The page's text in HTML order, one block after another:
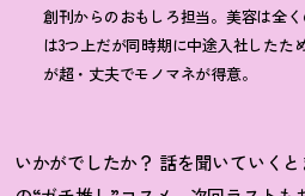
創刊からのおもしろ担当。美容は全
は3つ上だが同時期に中途入社したた
が超・丈夫でモノマネが得意。
いかがでしたか？ 話を聞いていく